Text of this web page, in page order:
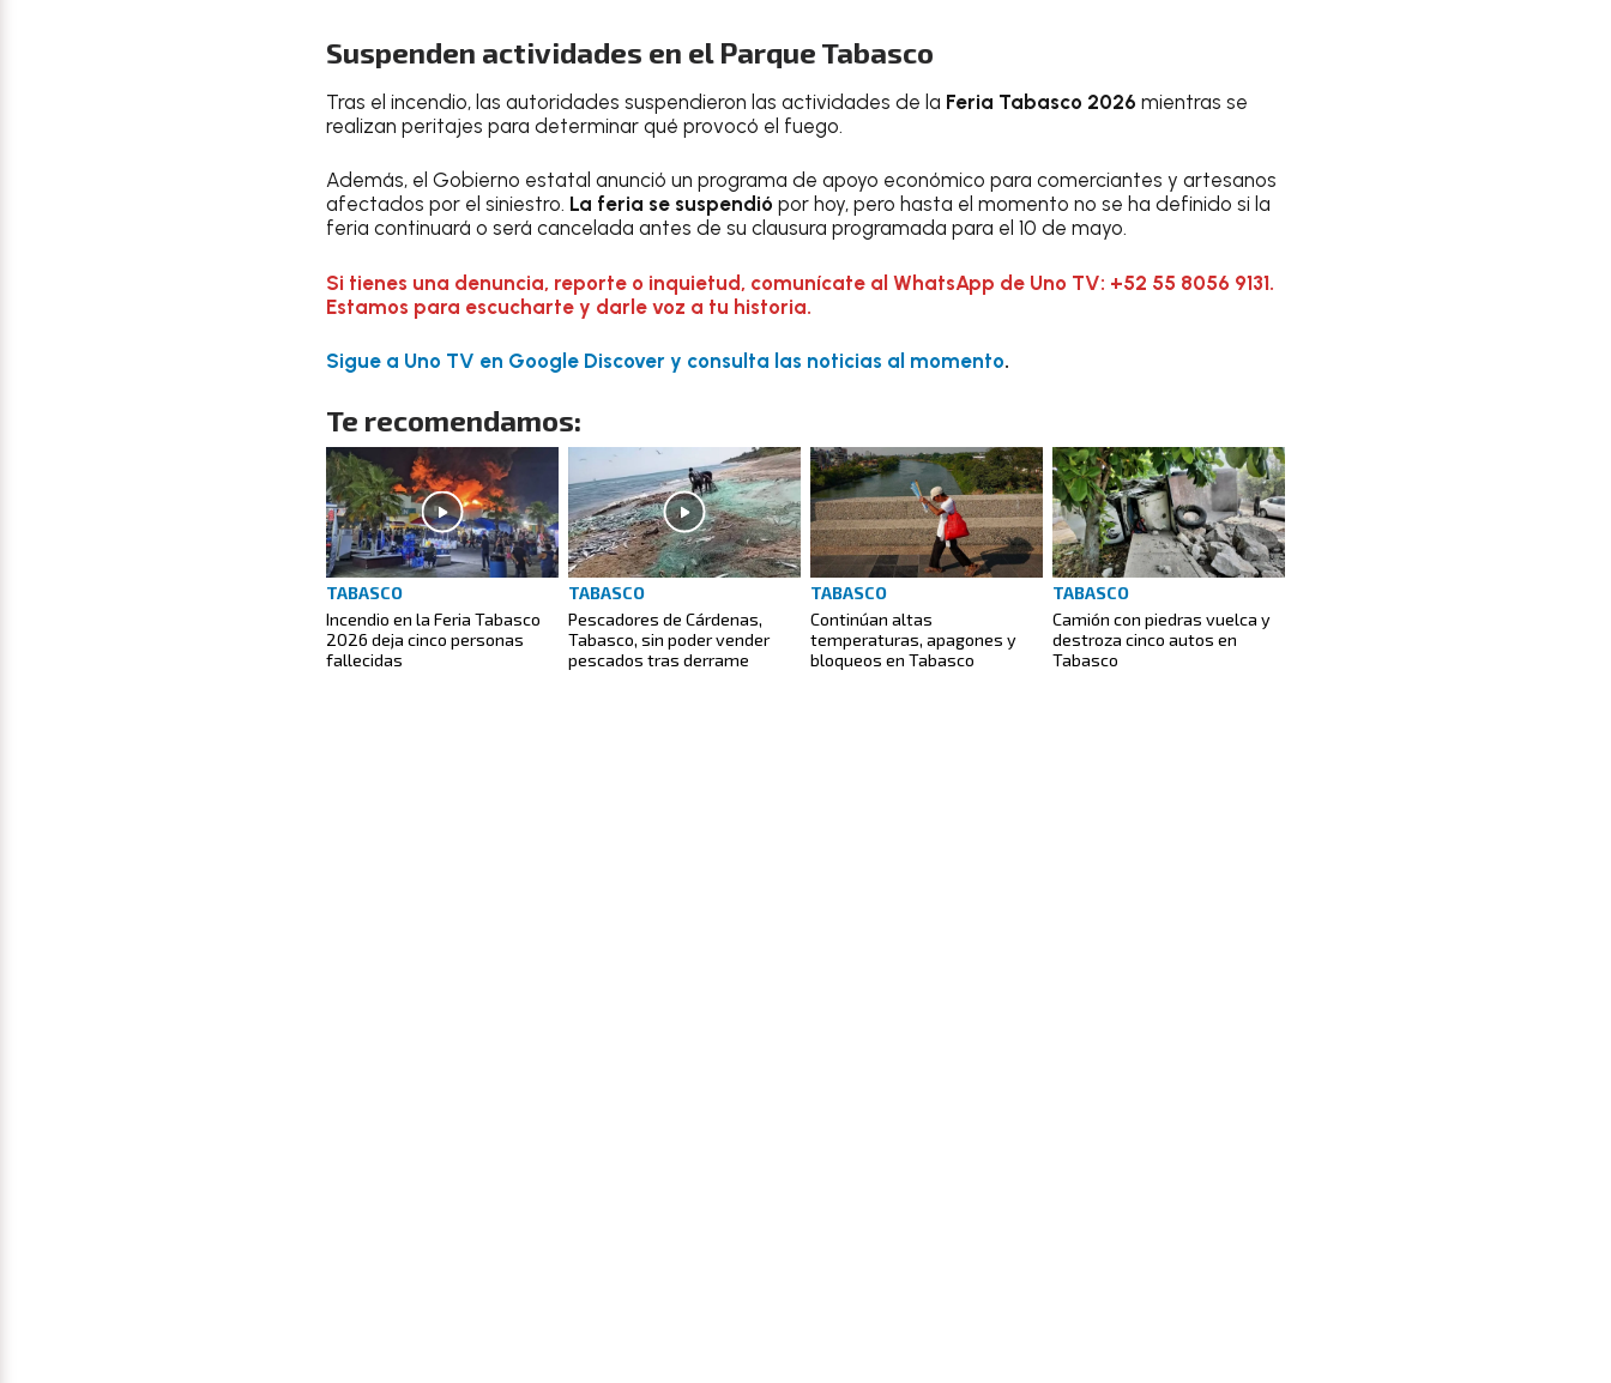
Suspenden actividades en el Parque Tabasco
Tras el incendio, las autoridades suspendieron las actividades de la Feria Tabasco 2026 mientras se
realizan peritajes para determinar qué provocó el fuego.
Además, el Gobierno estatal anunció un programa de apoyo económico para comerciantes y artesanos
afectados por el siniestro. La feria se suspendió por hoy, pero hasta el momento no se ha definido si la
feria continuará o será cancelada antes de su clausura programada para el 10 de mayo.
Si tienes una denuncia, reporte o inquietud, comunícate al WhatsApp de Uno TV: +52 55 8056 9131.
Estamos para escucharte y darle voz a tu historia.
Sigue a Uno TV en Google Discover y consulta las noticias al momento.
Te recomendamos:
TABASCO
Incendio en la Feria Tabasco
2026 deja cinco personas
fallecidas
TABASCO
Pescadores de Cárdenas,
Tabasco, sin poder vender
pescados tras derrame
TABASCO
Continúan altas
temperaturas, apagones y
bloqueos en Tabasco
TABASCO
Camión con piedras vuelca y
destroza cinco autos en
Tabasco